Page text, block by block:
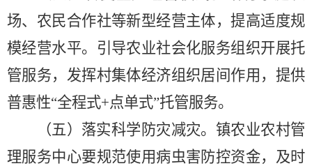
场、农民合作社等新型经营主体，提高适度规
模经营水平。引导农业社会化服务组织开展托
管服务，发挥村集体经济组织居间作用，提供
普惠性“全程式+点单式”托管服务。
（五 ）落实科学防灾减灾。 镇农业农村管
理服务中心要规范使用病虫害防控资金，及时